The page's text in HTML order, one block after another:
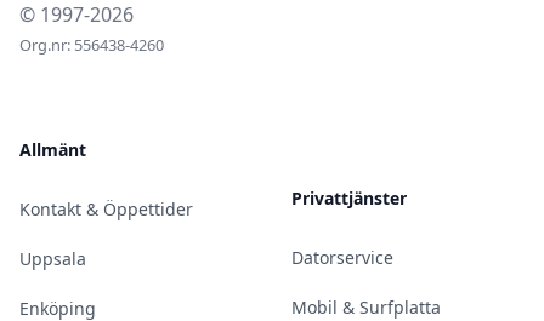
© 1997-2026
Org.nr: 556438-4260
Allmänt
Kontakt & Öppettider
Uppsala
Enköping
Privattjänster
Datorservice
Mobil & Surfplatta